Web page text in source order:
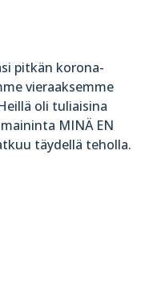
pitkän korona-
vieraaksemme
oli tuliaisina
MINÄ EN
täydellä teholla.